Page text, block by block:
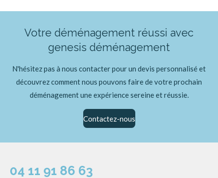
Votre déménagement réussi avec
genesis déménagement
N'hésitez pas à nous contacter pour un devis personnalisé et
découvrez comment nous pouvons faire de votre prochain
déménagement une expérience sereine et réussie.
Contactez-nous
04 11 91 86 63